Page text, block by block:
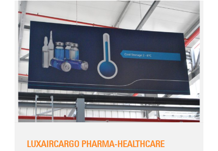
LUXAIRCARGO PHARMA-HEALTHCARE